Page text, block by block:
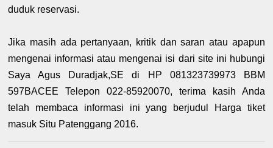
duduk reservasi.
Jika masih ada pertanyaan, kritik dan saran atau apapun
mengenai informasi atau mengenai isi dari site ini hubungi
Saya Agus Duradjak,SE di HP 081323739973 BBM
597BACEE Telepon 022-85920070, terima kasih Anda
telah membaca informasi ini yang berjudul Harga tiket
masuk Situ Patenggang 2016.